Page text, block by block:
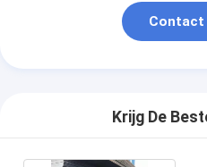
Contact
Krijg De